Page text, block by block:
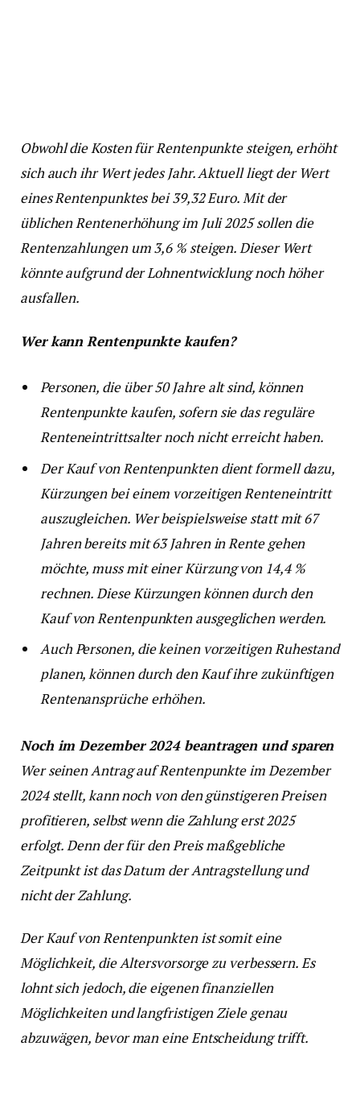
Obwohl die Kosten für Rentenpunkte steigen, erhöht
sich auch ihr Wert jedes Jahr. Aktuell liegt der Wert
eines Rentenpunktes bei 39,32 Euro. Mit der
üblichen Rentenerhöhung im Juli 2025 sollen die
Rentenzahlungen um 3,6 % steigen. Dieser Wert
könnte aufgrund der Lohnentwicklung noch höher
ausfallen.
Wer kann Rentenpunkte kaufen?
Personen, die über 50 Jahre alt sind, können
Rentenpunkte kaufen, sofern sie das reguläre
Renteneintrittsalter noch nicht erreicht haben.
Der Kauf von Rentenpunkten dient formell dazu,
Kürzungen bei einem vorzeitigen Renteneintritt
auszugleichen. Wer beispielsweise statt mit 67
Jahren bereits mit 63 Jahren in Rente gehen
möchte, muss mit einer Kürzung von 14,4 %
rechnen. Diese Kürzungen können durch den
Kauf von Rentenpunkten ausgeglichen werden.
Auch Personen, die keinen vorzeitigen Ruhestand
planen, können durch den Kauf ihre zukünftigen
Rentenansprüche erhöhen.
Noch im Dezember 2024 beantragen und sparen
Wer seinen Antrag auf Rentenpunkte im Dezember
2024 stellt, kann noch von den günstigeren Preisen
profitieren, selbst wenn die Zahlung erst 2025
erfolgt. Denn der für den Preis maßgebliche
Zeitpunkt ist das Datum der Antragstellung und
nicht der Zahlung.
Der Kauf von Rentenpunkten ist somit eine
Möglichkeit, die Altersvorsorge zu verbessern. Es
lohnt sich jedoch, die eigenen finanziellen
Möglichkeiten und langfristigen Ziele genau
abzuwägen, bevor man eine Entscheidung trifft.